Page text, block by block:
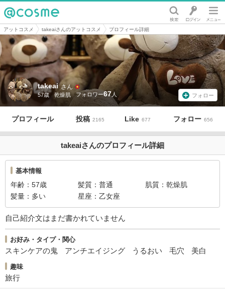
@cosme
アットコスメ takeaiさんのアットコスメ プロフィール詳細
takeai さん
57歳 乾燥肌 67 フォロー
プロフィール 投稿 2165 Like 677 フォロー 656
takeaiさんのプロフィール詳細
基本情報
年齢 57歳 髪質 普通 肌質
乾燥肌
髪量
多い 星座 乙女座
自己紹介文はまだ書かれていません
お好み・タイプ・関心
スキンケアの鬼 アンチエイジング うるおい 毛穴 美白
趣味
旅行